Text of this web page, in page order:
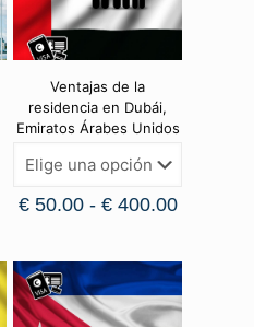
Ventajas de la
residencia en Dubái,
Emiratos Árabes Unidos
€50.00 - €400.00